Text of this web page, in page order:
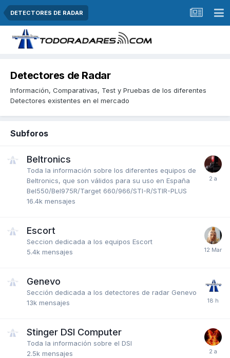
DETECTORES DE RADAR
Detectores de Radar
Información, Comparativas, Test y Pruebas de los diferentes
Detectores existentes en el mercado
Subforos
Beltronics
Toda la información sobre los diferentes equipos de
Beltronics, que son válidos para su uso en España
Bel550/Bel975R/Target 660/966/STI-R/STIR-PLUS
16.4k mensajes
Escort
Seccion dedicada a los equipos Escort
5.4k mensajes
Genevo
Sección dedicada a los detectores de radar Genevo
13k mensajes
Stinger DSI Computer
Toda la información sobre el DSI
2.5k mensajes